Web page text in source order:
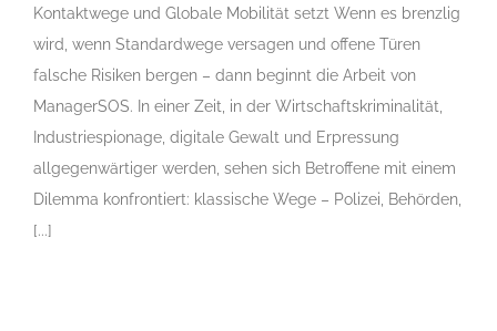
Kontaktwege und Globale Mobilität setzt Wenn es brenzlig
wird, wenn Standardwege versagen und offene Türen
falsche Risiken bergen – dann beginnt die Arbeit von
ManagerSOS. In einer Zeit, in der Wirtschaftskriminalität,
Industriespionage, digitale Gewalt und Erpressung
allgegenwärtiger werden, sehen sich Betroffene mit einem
Dilemma konfrontiert: klassische Wege – Polizei, Behörden,
[...]